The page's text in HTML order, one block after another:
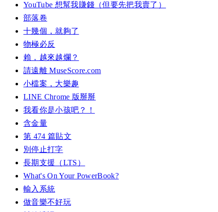
YouTube 想幫我賺錢（但要先把我賣了）
部落卷
十幾個，就夠了
物極必反
賴，越來越爛？
請遠離 MuseScore.com
小檔案，大樂趣
LINE Chrome 版掰掰
我看你是小孩吧？！
含金量
第 474 篇貼文
別停止打字
長期支援（LTS）
What's On Your PowerBook?
輸入系統
做音樂不好玩